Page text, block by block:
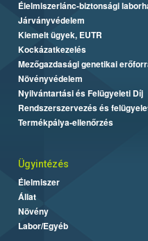
Élelmiszerlánc-biztonsági
Járványvédelem
Kiemelt ügyek, EUTR
Kockázatkezelés
Mezőgazdasági genetikai
Növényvédelem
Nyilvántartási és Felügyeleti Díj
Rendszerszervezés és
Termékpálya-ellenőrzés
Ügyintézés
Élelmiszer
Állat
Növény
Labor/Egyéb